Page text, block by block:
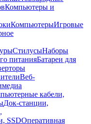
Компьютеры и
КомпьютерыИгровые
СтилусыНаборы
питанияБатареи для
Веб-
кабели,
Док-станции,
SSDОперативная